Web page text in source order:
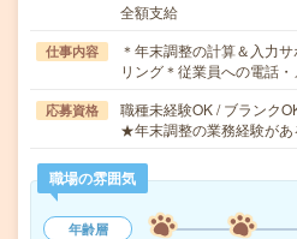
全額支給
仕事内容
＊年末調整の計算＆入力
リング＊従業員への電話
応募資格
職種未経験OK / ブランク
★年末調整の業務経験があ
職場の雰囲気
年齢層